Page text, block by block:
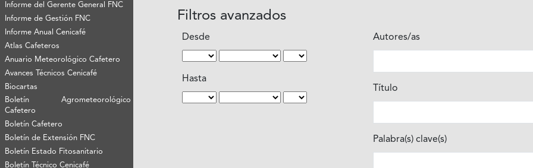
Informe del Gerente General FNC
Informe de Gestión FNC
Informe Anual Cenicafé
Atlas Cafeteros
Anuario Meteorológico Cafetero
Avances Técnicos Cenicafé
Biocartas
Boletín Agrometeorológico
Cafetero
Boletín Cafetero
Boletín de Extensión FNC
Boletín Estado Fitosanitario
Boletín Técnico Cenicafé
Filtros avanzados
Desde
Hasta
Autores/as
Título
Palabra(s) clave(s)